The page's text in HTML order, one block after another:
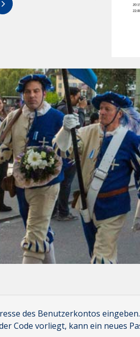
des Benutzerkontos
Code vorliegt, kann ein neues